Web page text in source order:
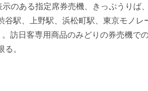
のある指定席券売機、きっぷうりば
谷駅、上野駅、浜松町駅、東京モノレ
訪日客専用商品のみどりの券売機で
。